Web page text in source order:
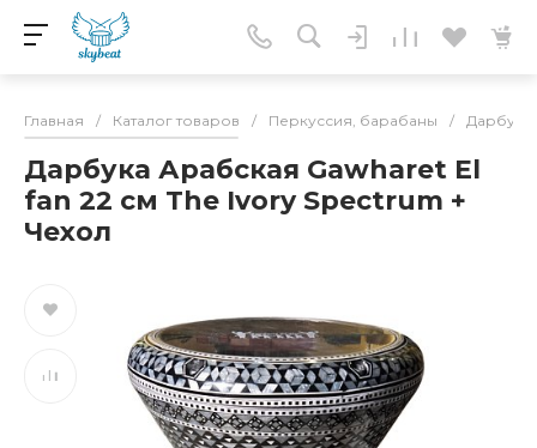
Главная / Каталог товаров / Перкуссия, барабаны /
Дарбука Арабская Gawharet El
fan 22 см The Ivory Spectrum +
Чехол